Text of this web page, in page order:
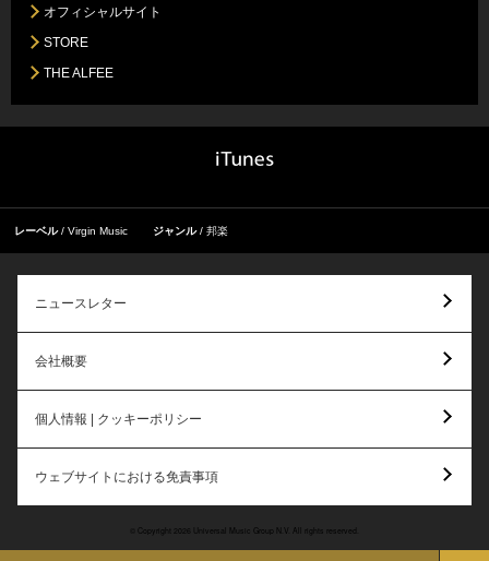
オフィシャルサイト
STORE
THE ALFEE
レーベル Virgin Music ジャンル 邦楽
ニュースレター
会社概要
個人情報 | クッキーポリシー
ウェブサイトにおける免責事項
© Copyright 2026 Universal Music Group N.V. All rights reserved.